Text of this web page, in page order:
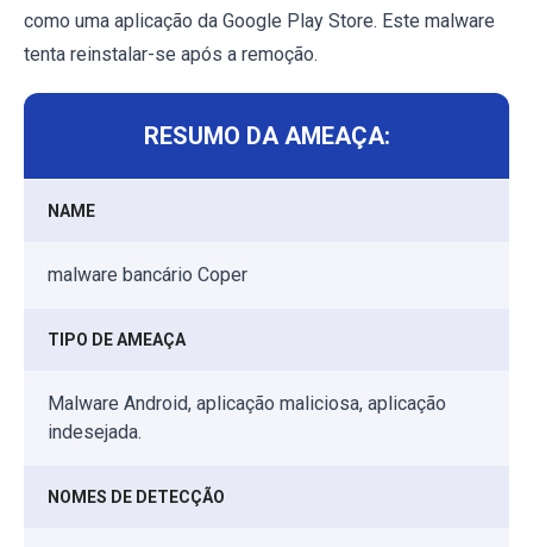
como uma aplicação da Google Play Store. Este malware
tenta reinstalar-se após a remoção.
RESUMO DA AMEAÇA:
NAME
malware bancário Coper
TIPO DE AMEAÇA
Malware Android, aplicação maliciosa, aplicação
indesejada.
NOMES DE DETECÇÃO